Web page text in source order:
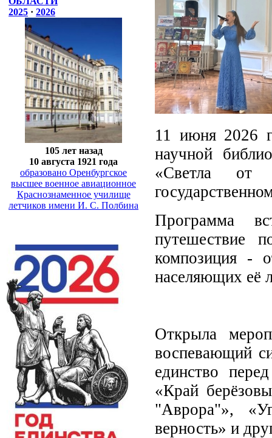
2025 · 2026
105 лет назад
10 августа 1921 года
образовано Оренбургское
высшее военное авиационное
Краснознаменное училище
летчиков имени И. С. Полбина
11 июня 2026
научной
«Светла от
Программа
путешествие
композиция -
населяющих её
Открыла
воспевающий
единство
«Край
"Аврора"»,
верность» и